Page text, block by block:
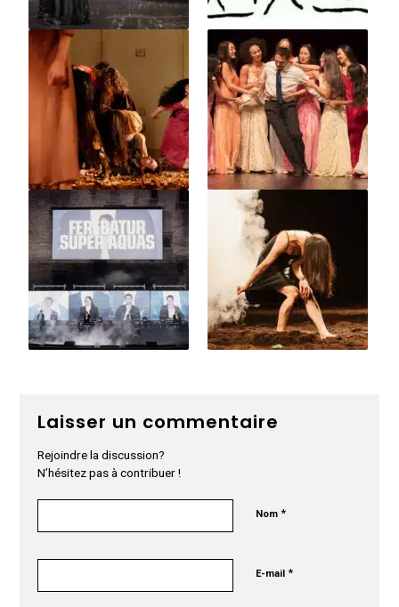
Laisser un commentaire
Rejoindre la discussion?
N’hésitez pas à contribuer !
Nom*
E-mail*